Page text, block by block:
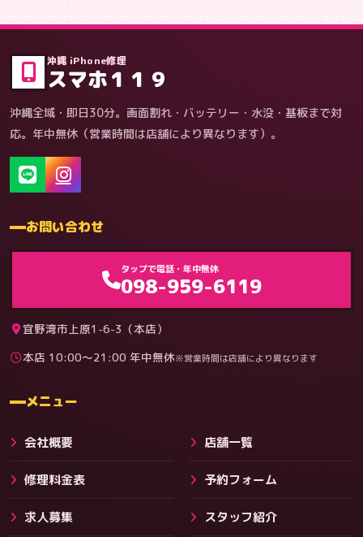
症状・内容から
料金
沖縄 iPhone修理
スマホ１１９
沖縄全域・即日30分。画面割れ・バッテリー・水没・基板まで対
応。年中無休（営業時間は店舗により異なります）。
お問い合わせ
タップで電話・年中無休
098-959-6119
宜野湾市上原1-6-3（本店）
本店 10:00〜21:00 年中無休※営業時間は店舗により異なります
メニュー
会社概要 店舗一覧
修理料金表 予約フォーム
求人募集 スタッフ紹介